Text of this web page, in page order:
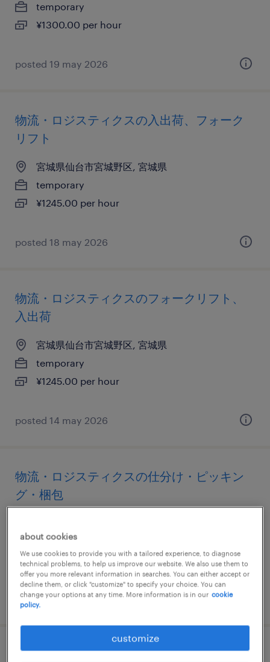
temporary
¥1300.00 per hour
posted 19 may 2026
物流・ロジスティクスの入出荷、フォーク
リフト
宮城県仙台市宮城野区, 宮城県
temporary
¥1245.00 per hour
posted 18 may 2026
物流・ロジスティクスのフォークリフト、
入出荷
宮城県仙台市宮城野区, 宮城県
temporary
¥1245.00 per hour
posted 14 may 2026
物流・ロジスティクスの仕分け・ピッキン
グ・梱包
temporary
¥1400.00 per hour
posted 7 may 2026
物流・ロジスティクスの検品、検査、仕分
about cookies
We use cookies to provide you with a tailored experience, to diagnose
technical problems, to help us improve our website. We also use them to
offer you more relevant information in searches. You can either accept or
decline them, or click "customize" to specify your choice. You can
change your options at any time. More information is in our cookie
policy.
customize